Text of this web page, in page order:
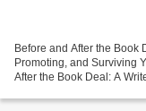
Before and After the Book
Promoting, and Surviving
After the Book Deal: A